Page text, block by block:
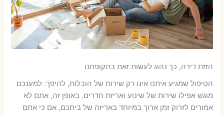
הזזת דירה, כך נהוג לעשות זאת בתקופתנו
הטיפול שמגיע איתנו אינו רק שירות של הובלות, להיפך: למענכם
מוגש אפילו שירות של שינוע ואריזת חדרים. באופן זה, אתם לא
אמורים לזרוק זמן ארוך במיוחד באריזה של ביתכם, אם כי אתם